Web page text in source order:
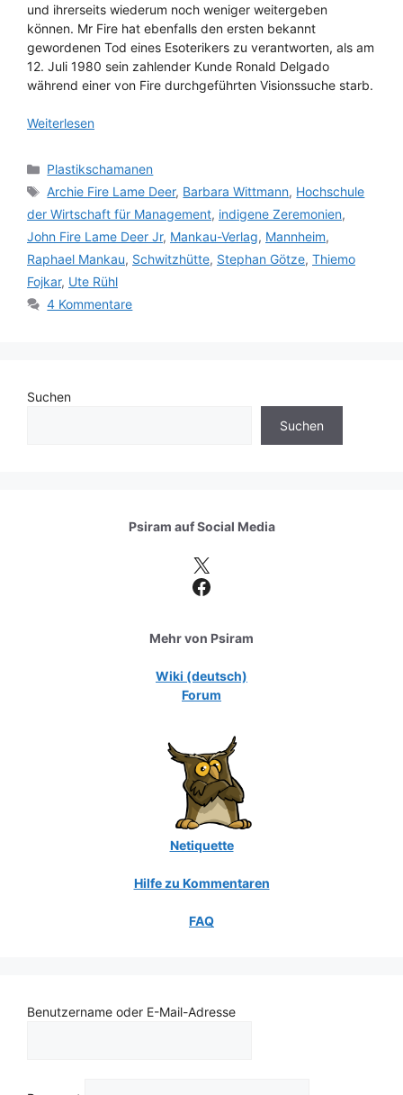
und ihrerseits wiederum noch weniger weitergeben
können. Mr Fire hat ebenfalls den ersten bekannt
gewordenen Tod eines Esoterikers zu verantworten, als am
12. Juli 1980 sein zahlender Kunde Ronald Delgado
während einer von Fire durchgeführten Visionssuche starb.
Weiterlesen
Kategorien
Plastikschamanen
Schlagwörter
Archie Fire Lame Deer, Barbara Wittmann, Hochschule
der Wirtschaft für Management, indigene Zeremonien,
John Fire Lame Deer Jr, Mankau-Verlag, Mannheim,
Raphael Mankau, Schwitzhütte, Stephan Götze, Thiemo
Fojkar, Ute Rühl
4 Kommentare
Suchen
Suchen
Psiram aufSocial Media
X
Facebook
Mehr von Psiram
Wiki (deutsch)
Forum
Netiquette
Hilfe zu Kommentaren
FAQ
Benutzername oder E-Mail-Adresse